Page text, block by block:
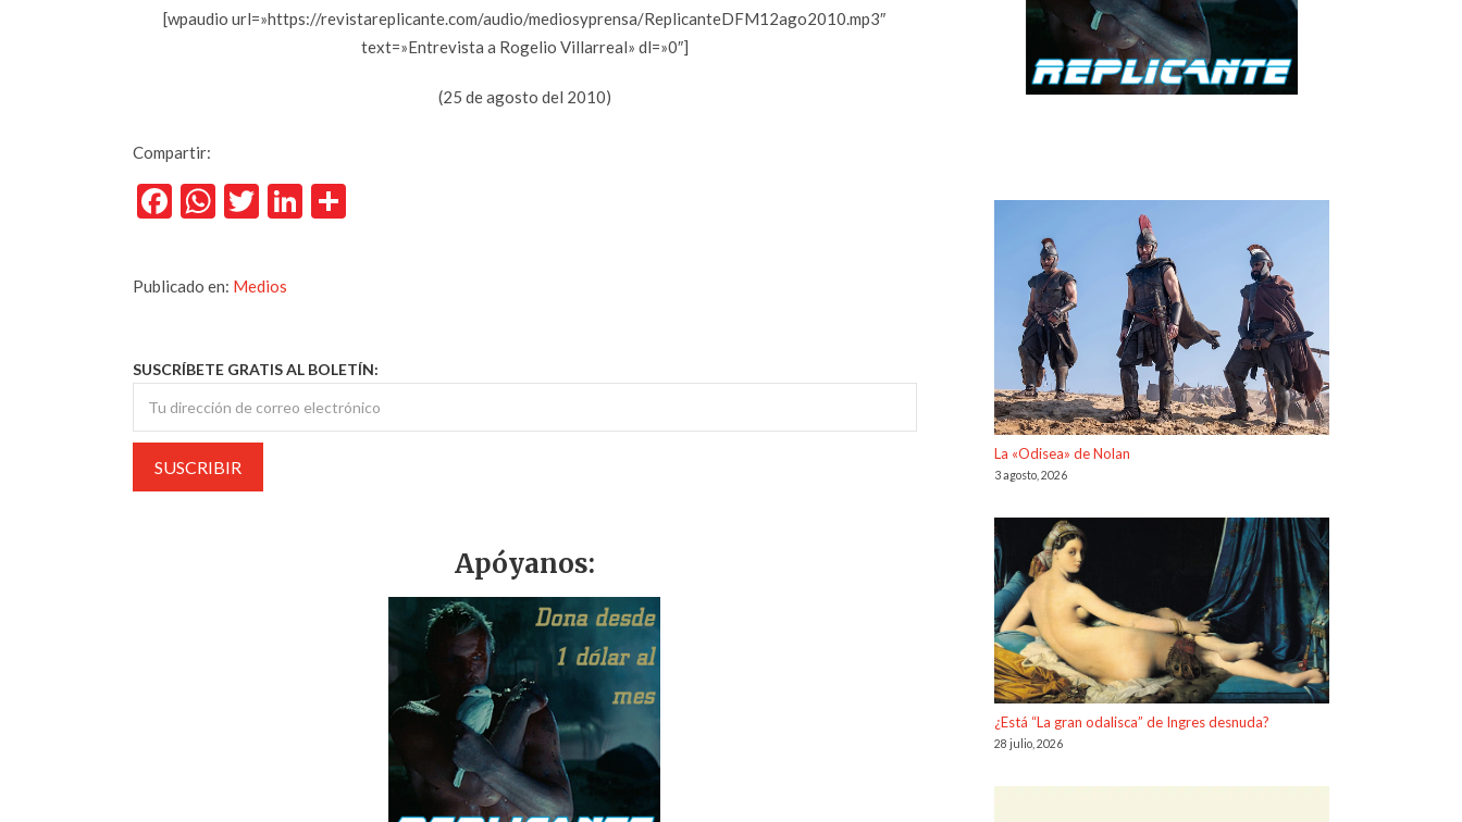
[wpaudio url=»https://revistareplicante.com/audio/mediosyprensa/ReplicanteDFM12ago2010.mp3″
text=»Entrevista a Rogelio Villarreal» dl=»0″]
(25 de agosto del 2010)
Compartir:
Facebook
WhatsApp
TwitterLinkedIn
Publicado en: Medios
SUSCRÍBETE GRATIS AL BOLETÍN:
Apóyanos:
La «Odisea» de Nolan
3 agosto, 2026
¿Está “La gran odalisca” de Ingres desnuda?
28 julio, 2026